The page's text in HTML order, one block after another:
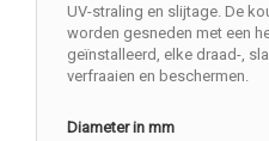
UV-straling en slijtage. De
worden gesneden met een
geïnstalleerd, elke draad-,
verfraaien en beschermen.
Diameter in mm